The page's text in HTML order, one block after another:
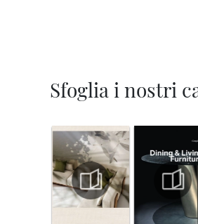
Sfoglia i nostri